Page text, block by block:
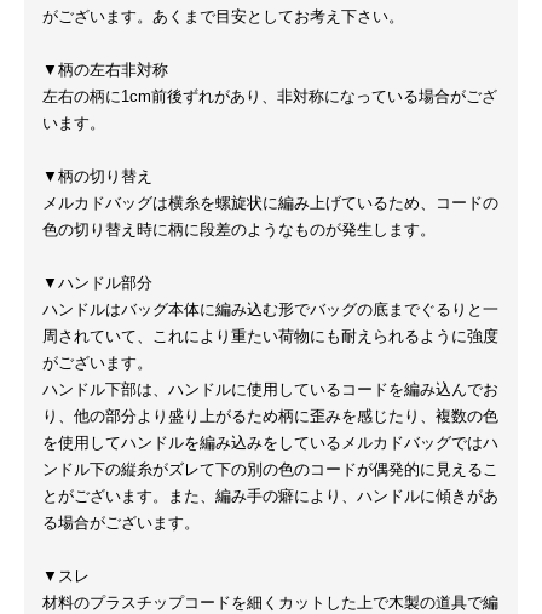
がございます。あくまで目安としてお考え下さい。
▼柄の左右非対称
左右の柄に1cm前後ずれがあり、非対称になっている場合がござ
います。
▼柄の切り替え
メルカドバッグは横糸を螺旋状に編み上げているため、コードの
色の切り替え時に柄に段差のようなものが発生します。
▼ハンドル部分
ハンドルはバッグ本体に編み込む形でバッグの底までぐるりと一
周されていて、これにより重たい荷物にも耐えられるように強度
がございます。
ハンドル下部は、ハンドルに使用しているコードを編み込んでお
り、他の部分より盛り上がるため柄に歪みを感じたり、複数の色
を使用してハンドルを編み込みをしているメルカドバッグではハ
ンドル下の縦糸がズレて下の別の色のコードが偶発的に見えるこ
とがございます。また、編み手の癖により、ハンドルに傾きがあ
る場合がございます。
▼スレ
材料のプラスチップコードを細くカットした上で木製の道具で編